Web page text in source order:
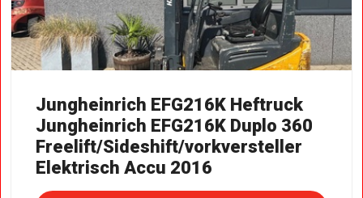
Jungheinrich EFG216K Heftruck
Jungheinrich EFG216K Duplo 360
Freelift/Sideshift/vorkversteller
Elektrisch Accu 2016